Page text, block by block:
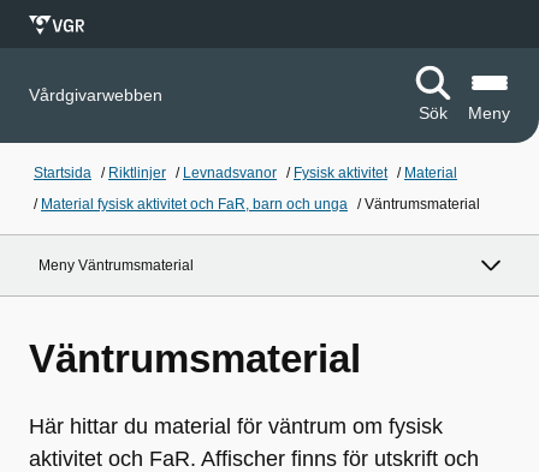
Vårdgivarwebben
Sök
Meny
Startsida / Riktlinjer / Levnadsvanor / Fysisk aktivitet / Material
/ Material fysisk aktivitet och FaR, barn och unga /Väntrumsmaterial
Meny Väntrumsmaterial
Väntrumsmaterial
Här hittar du material för väntrum om fysisk
aktivitet och FaR. Affischer finns för utskrift och